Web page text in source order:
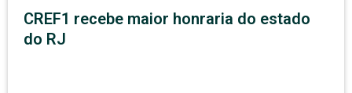
CREF1 recebe maior honraria do estado
do RJ